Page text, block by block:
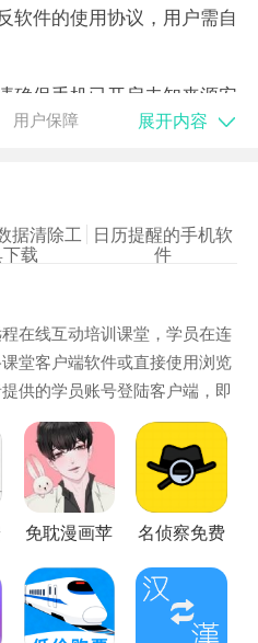
软件的使用协议，用户需自
确保手机已开启未知来源安
用户保障 展开内容
据清除工
下载
日历提醒的手机软
件
在线互动培训课堂，学员在连
堂客户端软件或直接使用浏览
供的学员账号登陆客户端，即
训课程，为大家带来本站的网
免耽漫画苹 名侦察免费